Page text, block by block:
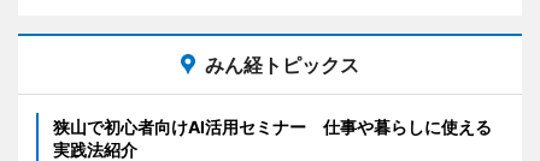
みん経トピックス
狭山で初心者向けAI活用セミナー 仕事や暮らしに使える
実践法紹介